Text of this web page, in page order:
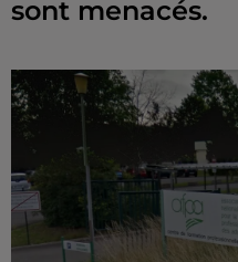
sont menacés.